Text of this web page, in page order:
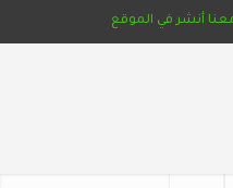
أنشر في الموقع